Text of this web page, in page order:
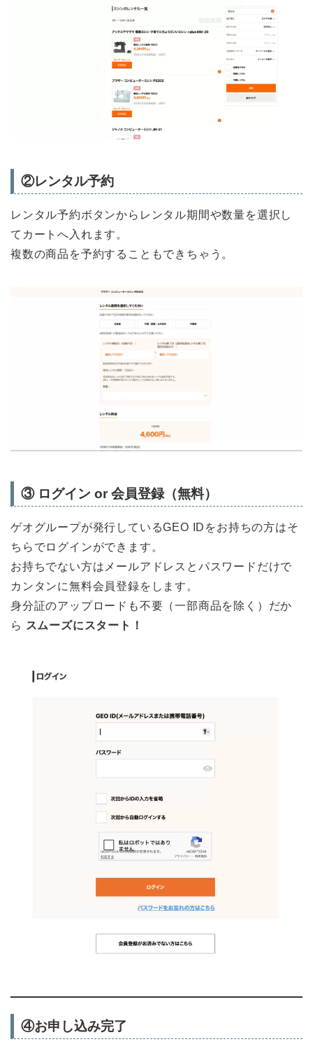
②レンタル予約
レンタル予約ボタンからレンタル期間や数量を選択し
てカートへ入れます。
複数の商品を予約することもできちゃう。
③ログイン or 会員登録（無料）
ゲオグループが発行しているGEO IDをお持ちの方はそ
ちらでログインができます。
お持ちでない方はメールアドレスとパスワードだけで
カンタンに無料会員登録をします。
身分証のアップロードも不要（一部商品を除く）だか
ら スムーズにスタート！
④お申し込み完了